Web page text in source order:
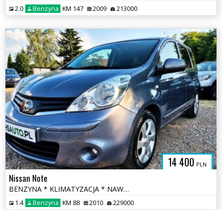
2.0 Benzyna KM 147 2009 213000
14 400 PLN
Nissan Note
BENZYNA * KLIMATYZACJA * NAWIGACJA * super * okazja * polecamy
1.4 Benzyna KM 88 2010 229000